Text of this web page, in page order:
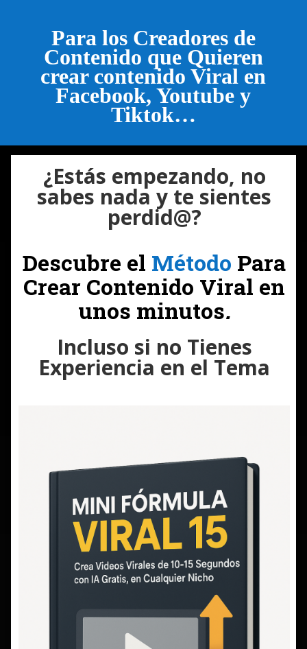
Para los Creadores de
Contenido que Quieren
crear contenido Viral en
Facebook, Youtube y
Tiktok…
¿Estás empezando, no
sabes nada y te sientes
perdid@?
Descubre el Método Para
Crear Contenido Viral en
unos minutos.
Incluso si no Tienes
Experiencia en el Tema